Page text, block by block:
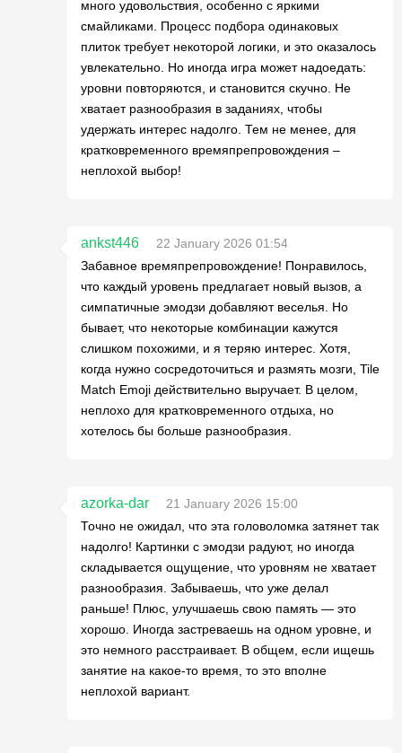
много удовольствия, особенно с яркими
смайликами. Процесс подбора одинаковых
плиток требует некоторой логики, и это оказалось
увлекательно. Но иногда игра может надоедать:
уровни повторяются, и становится скучно. Не
хватает разнообразия в заданиях, чтобы
удержать интерес надолго. Тем не менее, для
кратковременного времяпрепровождения –
неплохой выбор!
ankst446
22 January 2026 01:54
Забавное времяпрепровождение! Понравилось,
что каждый уровень предлагает новый вызов, а
симпатичные эмодзи добавляют веселья. Но
бывает, что некоторые комбинации кажутся
слишком похожими, и я теряю интерес. Хотя,
когда нужно сосредоточиться и размять мозги, Tile
Match Emoji действительно выручает. В целом,
неплохо для кратковременного отдыха, но
хотелось бы больше разнообразия.
azorka-dar
21 January 2026 15:00
Точно не ожидал, что эта головоломка затянет так
надолго! Картинки с эмодзи радуют, но иногда
складывается ощущение, что уровням не хватает
разнообразия. Забываешь, что уже делал
раньше! Плюс, улучшаешь свою память — это
хорошо. Иногда застреваешь на одном уровне, и
это немного расстраивает. В общем, если ищешь
занятие на какое-то время, то это вполне
неплохой вариант.